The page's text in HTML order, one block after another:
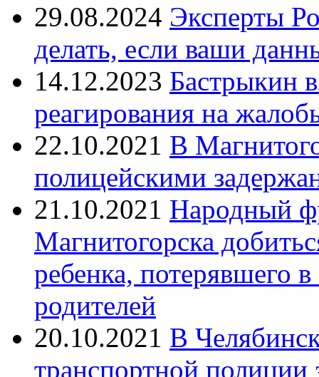
29.08.2024 Эксперты
делать, если ваши
14.12.2023 Бастрыкин
реагирования на
22.10.2021 В
полицейскими
21.10.2021 Народный
Магнитогорска
ребенка, потерявшего
родителей
20.10.2021 В
транспортной